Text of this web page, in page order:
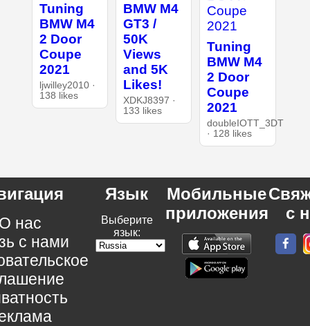
Tuning
BMW M4
2 Door
Coupe
2021
ljwilley2010 ·
138 likes
BMW M4
GT3 /
50K
Views
and 5K
Likes!
XDKJ8397 ·
133 likes
Tuning
BMW M4
2 Door
Coupe
2021
doubleIOTT_3DT
· 128 likes
нас
с нами
Язык
Выберите
язык:
Мобильные
приложения
с